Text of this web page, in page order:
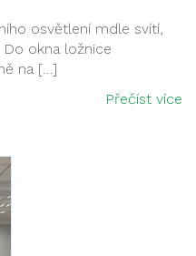
osvětlení mdle svítí,
okna ložnice
na […]
Přečíst více